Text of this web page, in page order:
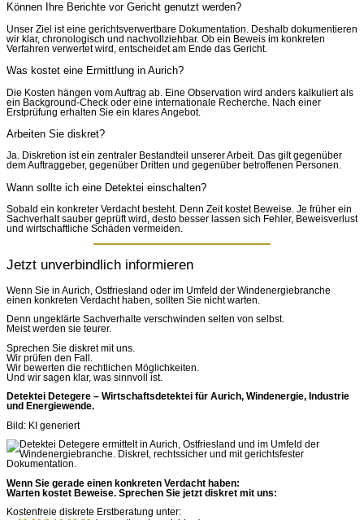
Können Ihre Berichte vor Gericht genutzt werden?
Unser Ziel ist eine gerichtsverwertbare Dokumentation. Deshalb dokumentieren
wir klar, chronologisch und nachvollziehbar. Ob ein Beweis im konkreten
Verfahren verwertet wird, entscheidet am Ende das Gericht.
Was kostet eine Ermittlung in Aurich?
Die Kosten hängen vom Auftrag ab. Eine Observation wird anders kalkuliert als
ein Background-Check oder eine internationale Recherche. Nach einer
Erstprüfung erhalten Sie ein klares Angebot.
Arbeiten Sie diskret?
Ja. Diskretion ist ein zentraler Bestandteil unserer Arbeit. Das gilt gegenüber
dem Auftraggeber, gegenüber Dritten und gegenüber betroffenen Personen.
Wann sollte ich eine Detektei einschalten?
Sobald ein konkreter Verdacht besteht. Denn Zeit kostet Beweise. Je früher ein
Sachverhalt sauber geprüft wird, desto besser lassen sich Fehler, Beweisverlust
und wirtschaftliche Schäden vermeiden.
Jetzt unverbindlich informieren
Wenn Sie in Aurich, Ostfriesland oder im Umfeld der Windenergiebranche
einen konkreten Verdacht haben, sollten Sie nicht warten.
Denn ungeklärte Sachverhalte verschwinden selten von selbst.
Meist werden sie teurer.
Sprechen Sie diskret mit uns.
Wir prüfen den Fall.
Wir bewerten die rechtlichen Möglichkeiten.
Und wir sagen klar, was sinnvoll ist.
Detektei Detegere – Wirtschaftsdetektei für Aurich, Windenergie, Industrie
und Energiewende.
Bild: KI generiert
Wenn Sie gerade einen konkreten Verdacht haben:
Warten kostet Beweise. Sprechen Sie jetzt diskret mit uns:
Kostenfreie diskrete Erstberatung unter: